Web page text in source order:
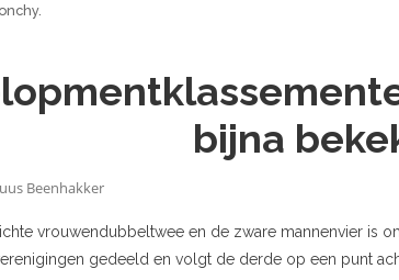
bijna
Beenhakker
vrouwendubbeltwee en de zware mannenvier is
gedeeld en volgt de derde op een punt